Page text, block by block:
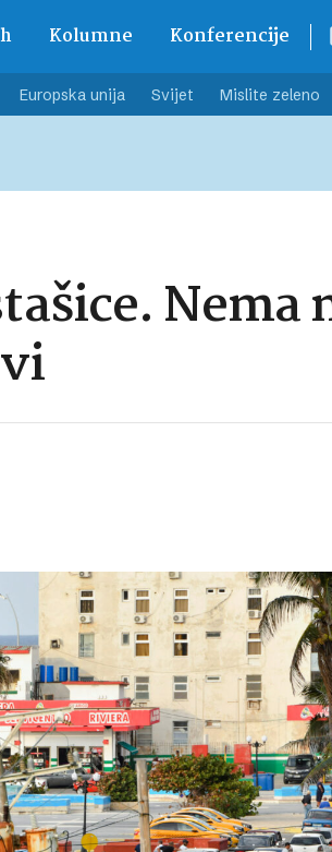
Kolumne Konferencije
Europska unija Svijet Mislite zeleno
Nema